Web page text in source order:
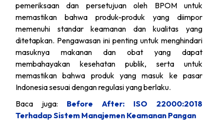
pemeriksaan dan persetujuan oleh BPOM untuk
memastikan bahwa produk-produk yang diimpor
memenuhi standar keamanan dan kualitas yang
ditetapkan. Pengawasan ini penting untuk menghindari
masuknya makanan dan obat yang dapat
membahayakan kesehatan publik, serta untuk
memastikan bahwa produk yang masuk ke pasar
Indonesia sesuai dengan regulasi yang berlaku.
Baca juga: Before After: ISO 22000:2018
Terhadap Sistem Manajemen Keamanan Pangan